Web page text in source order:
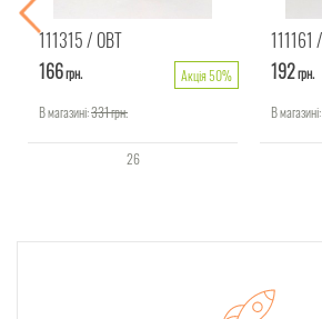
111315 ОВТ
166грн.
Акція 50%
В магазині:331грн.
26
111161
192грн.
В магазині: